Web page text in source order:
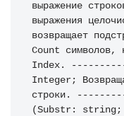
выражение
выражения
возвращает
Count символов,
Index.
Integer;
строки.
(Substr: